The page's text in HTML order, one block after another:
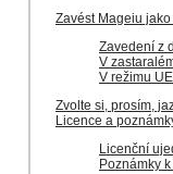
Zavést Mageiu
Zavedení z
V
V režimu
Zvolte si, prosím,
Licence a
Licenční
Poznámky